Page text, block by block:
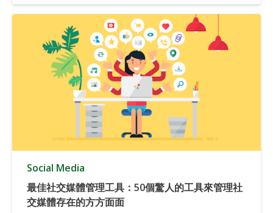
Social Media
最佳社交媒體管理工具：50個驚人的工具來管理社
交媒體存在的方方面面